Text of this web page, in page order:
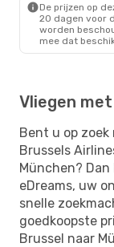
De prijzen op
20 dagen voor
worden
mee dat
Vliegen
Bent u op
Brussels
München?
eDreams, uw
snelle
goedkoopste
Brussel naar